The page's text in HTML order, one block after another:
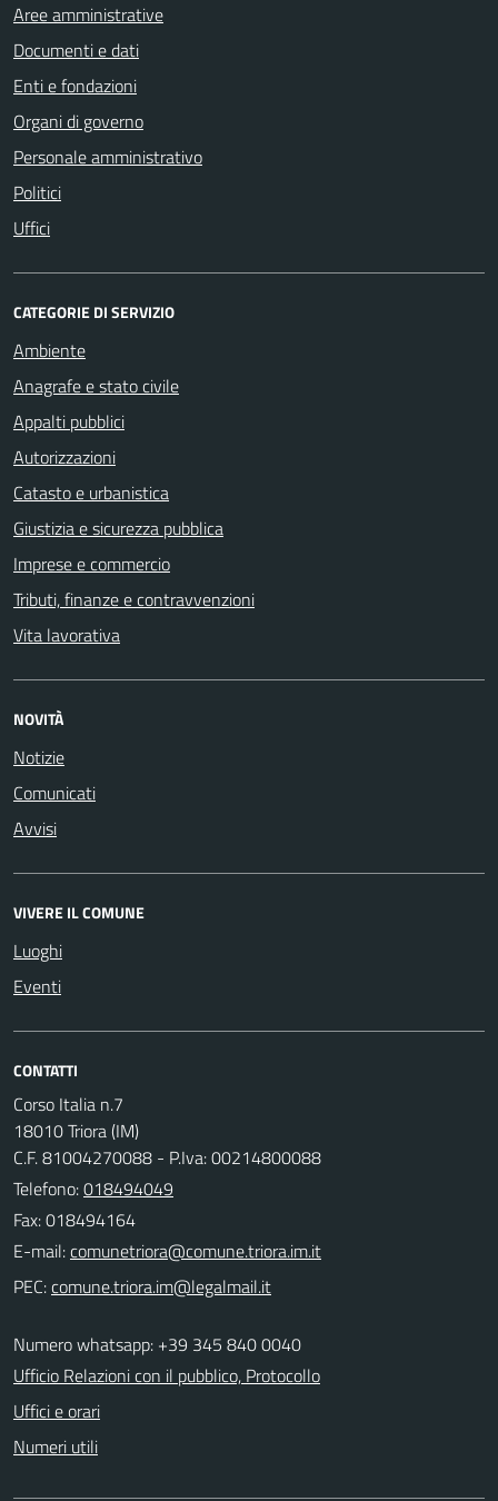
Aree amministrative
Documenti e dati
Enti e fondazioni
Organi di governo
Personale amministrativo
Politici
Uffici
CATEGORIE DI SERVIZIO
Ambiente
Anagrafe e stato civile
Appalti pubblici
Autorizzazioni
Catasto e urbanistica
Giustizia e sicurezza pubblica
Imprese e commercio
Tributi, finanze e contravvenzioni
Vita lavorativa
NOVITÀ
Notizie
Comunicati
Avvisi
VIVERE IL COMUNE
Luoghi
Eventi
CONTATTI
Corso Italia n.7
18010 Triora (IM)
C.F. 81004270088 - P.Iva: 00214800088
Telefono:018494049
Fax: 018494164
E-mail:
PEC:
Numero whatsapp: +39 345 840 0040
Ufficio Relazioni con il pubblico, Protocollo
Uffici e orari
Numeri utili